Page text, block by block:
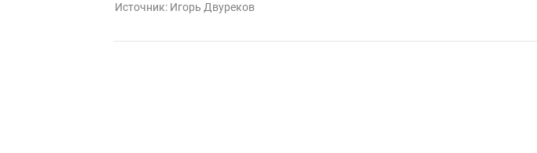
Источник: Игорь Двуреков